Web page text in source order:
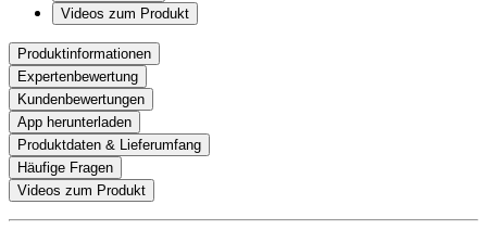
Videos zum Produkt
Produktinformationen
Expertenbewertung
Kundenbewertungen
App herunterladen
Produktdaten & Lieferumfang
Häufige Fragen
Videos zum Produkt